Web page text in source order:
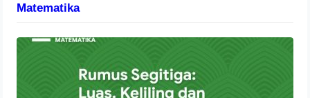
Matematika